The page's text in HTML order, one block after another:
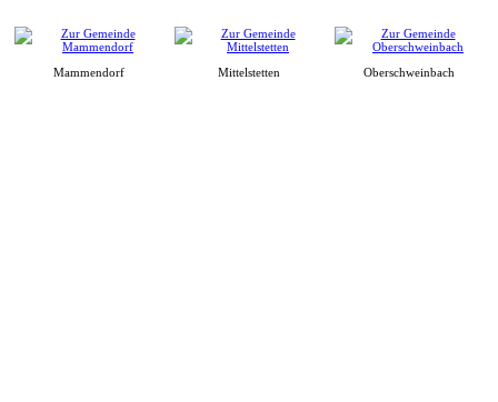
Mammendorf Mittelstetten Oberschweinbach